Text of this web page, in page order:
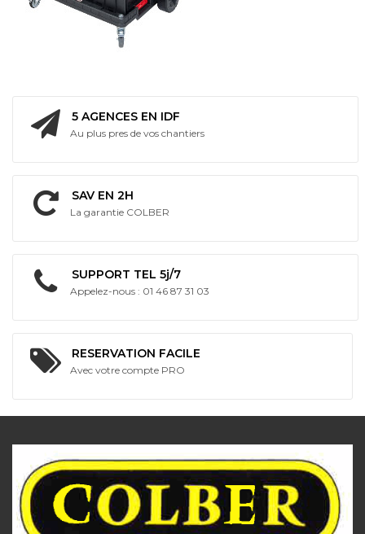
5 AGENCES EN IDF
Au plus pres de vos chantiers
SAV EN 2H
La garantie COLBER
SUPPORT TEL 5j/7
Appelez-nous : 01 46 87 31 03
RESERVATION FACILE
Avec votre compte PRO